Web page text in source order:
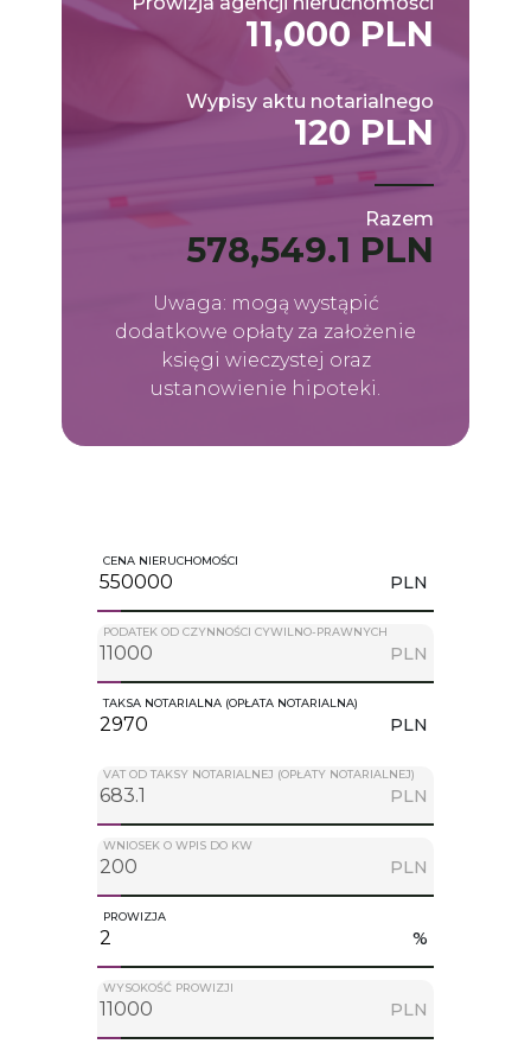
11,000 PLN
Wypisy aktu notarialnego
120 PLN
Razem
578,549.1 PLN
Uwaga: mogą wystąpić
dodatkowe opłaty za założenie
księgi wieczystej oraz
ustanowienie hipoteki.
CENA NIERUCHOMOŚCI
PLN
PODATEK OD CZYNNOŚCI CYWILNO-PRAWNYCH
PLN
TAKSA NOTARIALNA (OPŁATA NOTARIALNA)
PLN
VAT OD TAKSY NOTARIALNEJ (OPŁATY NOTARIALNEJ)
PLN
WNIOSEK O WPIS DO KW
PLN
PROWIZJA
%
WYSOKOŚĆ PROWIZJI
PLN